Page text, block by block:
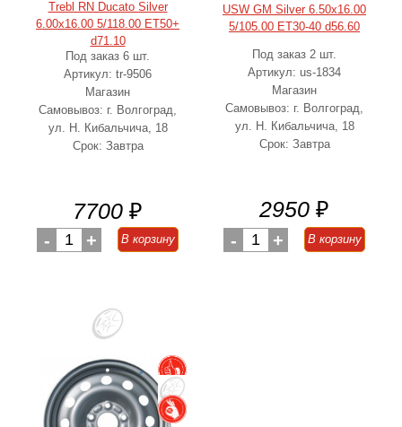
Trebl RN Ducato Silver
6.00x16.00 5/118.00 ET50+
d71.10
Под заказ 6 шт.
Артикул: tr-9506
Магазин
Самовывоз: г. Волгоград,
ул. Н. Кибальчича, 18
Срок: Завтра
7700 ₽
- 1 + В корзину
USW GM Silver 6.50x16.00
5/105.00 ET30-40 d56.60
Под заказ 2 шт.
Артикул: us-1834
Магазин
Самовывоз: г. Волгоград,
ул. Н. Кибальчича, 18
Срок: Завтра
2950 ₽
- 1 + В корзину